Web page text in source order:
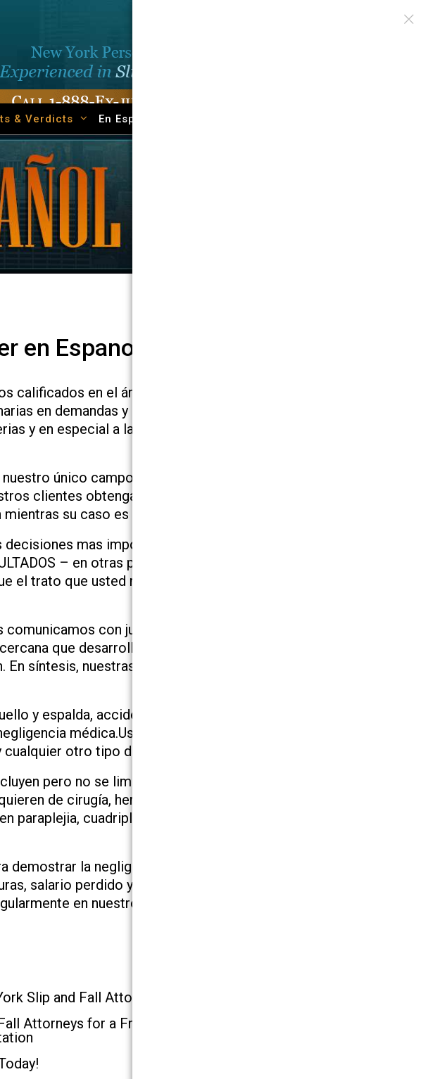
& Verdicts En Espanol
en Espanol
calificados en el área de lesiones personales con más de 80
en demandas y nos dedicamos a proveer un servicio de
y en especial a las familias quienes han perdido a sus seres
único campo y nos dedicamos enteramente a lo que
clientes obtengan sus metas mientras los guiamos a través
su caso es vigorosamente litigado.
mas importantes y cruciales que usted puede
– en otras palabras, luchamos por obtenerle el dinero
trato que usted reciba durante su demanda sea cordial,
con jueces, jurados y adversarios en una manera
que desarrollamos con nuestros clientes y los
síntesis, nuestras metas se reducen al triunfo sin perder
y espalda, accidentes automovilísticos, accidentes en
médica.Usted también nos puede contactar para
otro tipo de lesiones personales.
pero no se limitan a: espalda,cuello, rodillas, hombros,
de cirugía, heridas en la médula espinal, alteraciones en
cuadriplejia, muerte injusta, heridas cerebrales y
la negligencia de la persona demandada y
salario perdido y comprobar y verificas otros aspectos
en nuestros casos y nos aseguramos de que no
Slip and Fall Attorney
Attorneys for a Free